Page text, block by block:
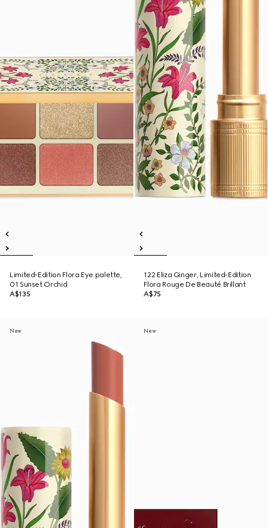
Limited-Edition Flora Eye palette,
01 Sunset Orchid
A$135
122 Eliza Ginger, Limited-Edition
Flora Rouge De Beauté Brillant
A$75
New New